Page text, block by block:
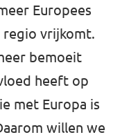
Europees
vrijkomt.
bemoeit
heeft op
met Europa is
willen we